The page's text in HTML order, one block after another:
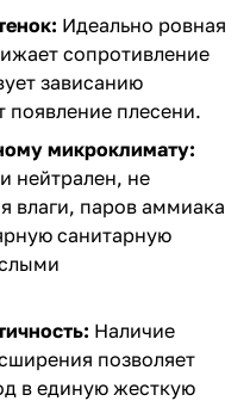
Идеально ровная
сопротивление
зависанию
плесени.
микроклимату:
нейтрален, не
влаги, паров аммиака
санитарную
Наличие
позволяет
в единую жесткую